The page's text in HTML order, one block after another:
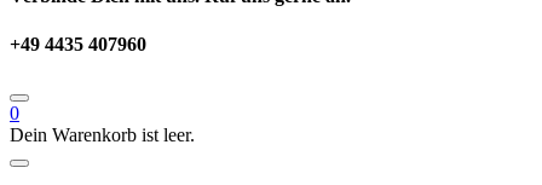
+49 4435 407960
0
Dein Warenkorb ist leer.